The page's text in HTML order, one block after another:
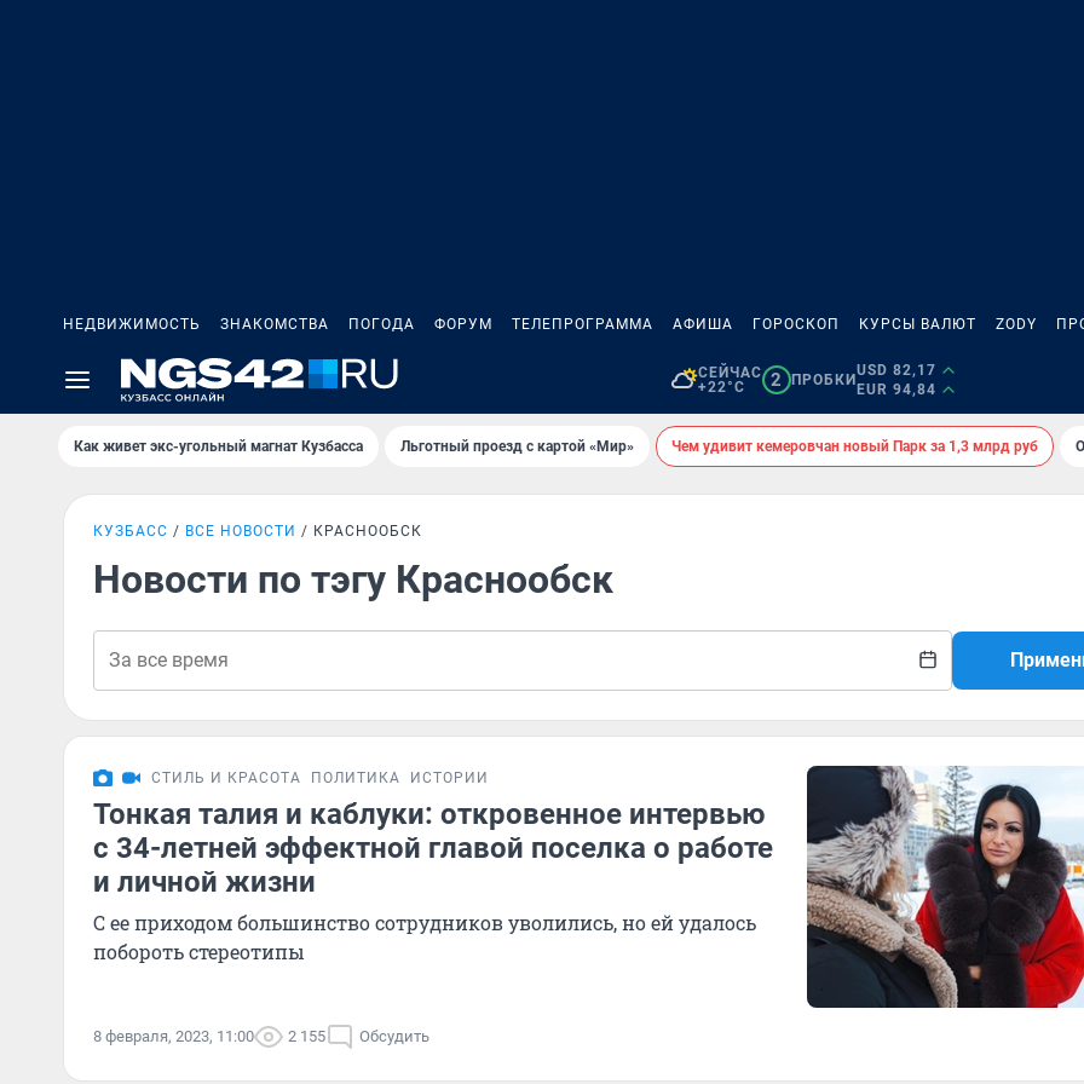
НЕДВИЖИМОСТЬ ЗНАКОМСТВА ПОГОДА ФОРУМ ТЕЛЕПРОГРАММА АФИША ГОРОСКОП КУРСЫ ВАЛЮТ ZODY
СЕЙЧАС
+22°C
2 ПРОБКИ
USD 82,17
EUR 94,84
Как живет экс-угольный магнат Кузбасса Льготный проезд с картой «Мир» Чем удивит кемеровчан новый Парк за 1,3 млрд руб
КУЗБАСС ВСЕ НОВОСТИ КРАСНООБСК
Новости по тэгу Краснообск
СТИЛЬ И КРАСОТА ПОЛИТИКА ИСТОРИИ
Тонкая талия и каблуки: откровенное интервью
с 34-летней эффектной главой поселка о работе
и личной жизни
С ее приходом большинство сотрудников уволились, но ей удалось
побороть стереотипы
8 февраля, 2023, 11:00 2 155 Обсудить